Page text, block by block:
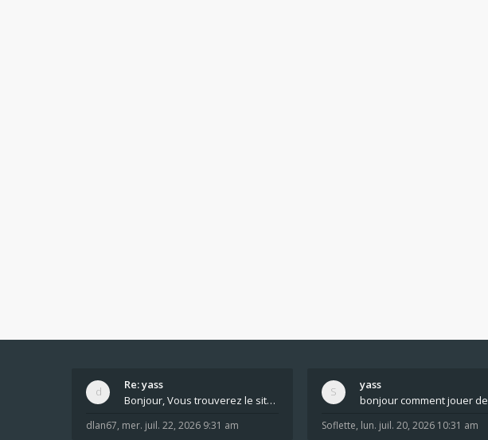
Re: yass
Bonjour, Vous trouverez le site ici dans le foru
dlan67, mer. juil. 22, 2026 9:31 am
yass
Soflette, lun. juil. 20, 2026 10:31 am